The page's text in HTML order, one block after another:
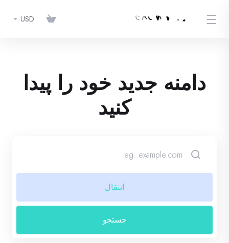
USD
دامنه جدید خود را پیدا
کنید
انتقال
جستجو